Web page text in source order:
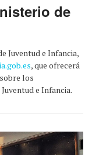
de
Juventud e Infancia,
, que ofrecerá
los
e Infancia.